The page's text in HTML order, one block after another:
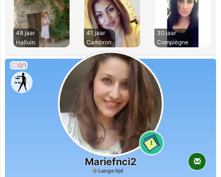
48 jaar
Halluin
41 jaar
Cambron
30 jaar
Compiègne
0/1
1
Mariefnci2
Lange tijd